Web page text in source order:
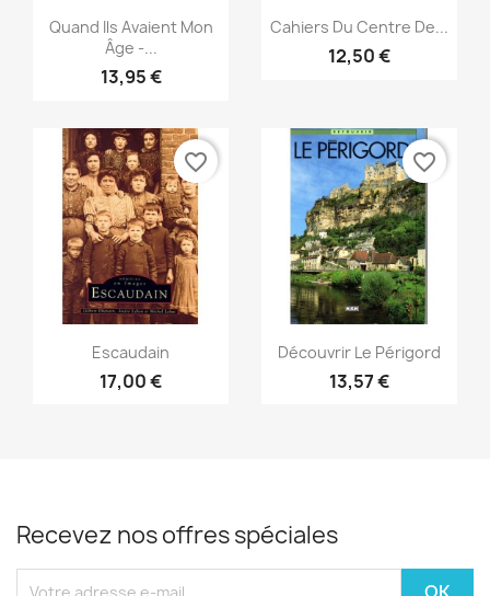
Aperçu rapide
Quand Ils Avaient Mon
Âge -...
13,95 €
Aperçu rapide
Cahiers Du Centre De...
12,50 €
Aperçu rapide
Escaudain
17,00 €
favorite_border
Aperçu rapide
Découvrir Le Périgord
13,57 €
favorite_border
Recevez nos offres spéciales